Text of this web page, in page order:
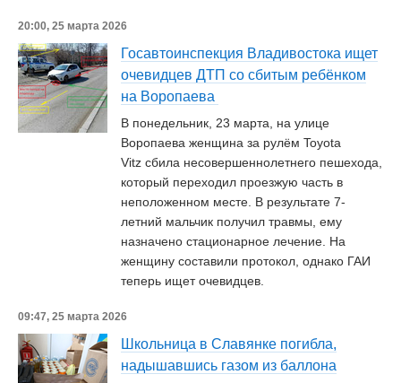
20:00, 25 марта 2026
Госавтоинспекция Владивостока ищет
очевидцев ДТП со сбитым ребёнком
на Воропаева
В понедельник, 23 марта, на улице
Воропаева женщина за рулём Toyota
Vitz сбила несовершеннолетнего пешехода,
который переходил проезжую часть в
неположенном месте. В результате 7-
летний мальчик получил травмы, ему
назначено стационарное лечение. На
женщину составили протокол, однако ГАИ
теперь ищет очевидцев.
09:47, 25 марта 2026
Школьница в Славянке погибла,
надышавшись газом из баллона